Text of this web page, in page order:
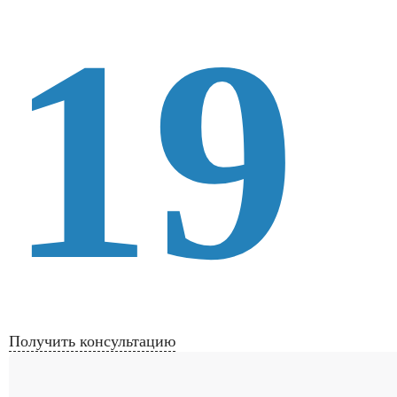
19
Получить консультацию